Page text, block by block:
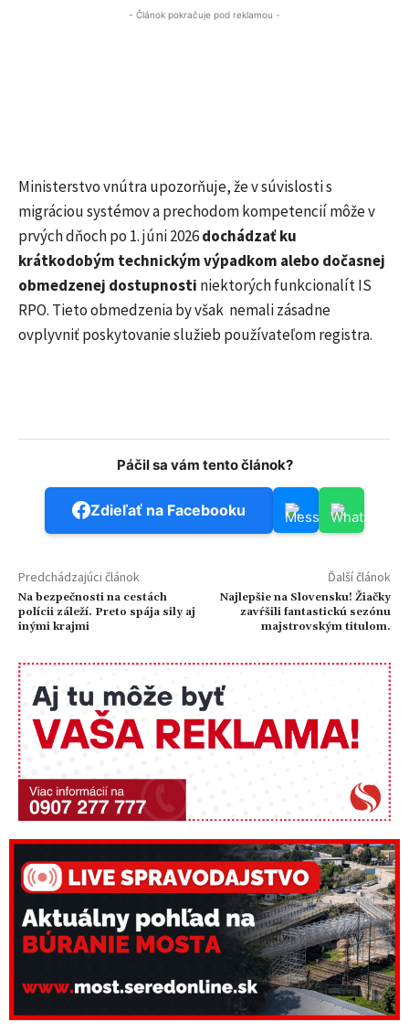
- Článok pokračuje pod reklamou -
Ministerstvo vnútra upozorňuje, že v súvislosti s
migráciou systémov a prechodom kompetencií môže v
prvých dňoch po 1. júni 2026dochádzať ku
krátkodobým technickým výpadkom alebo dočasnej
obmedzenej dostupnosti niektorých funkcionalít IS
RPO. Tieto obmedzenia by však nemali zásadne
ovplyvniť poskytovanie služieb používateľom registra.
Páčil sa vám tento článok?
Zdieľať na Facebooku
Predchádzajúci článok
Na bezpečnosti na cestách
polícii záleží. Preto spája sily aj
inými krajmi
Ďalší článok
Najlepšie na Slovensku! Žiačky
zavŕšili fantastickú sezónu
majstrovským titulom.